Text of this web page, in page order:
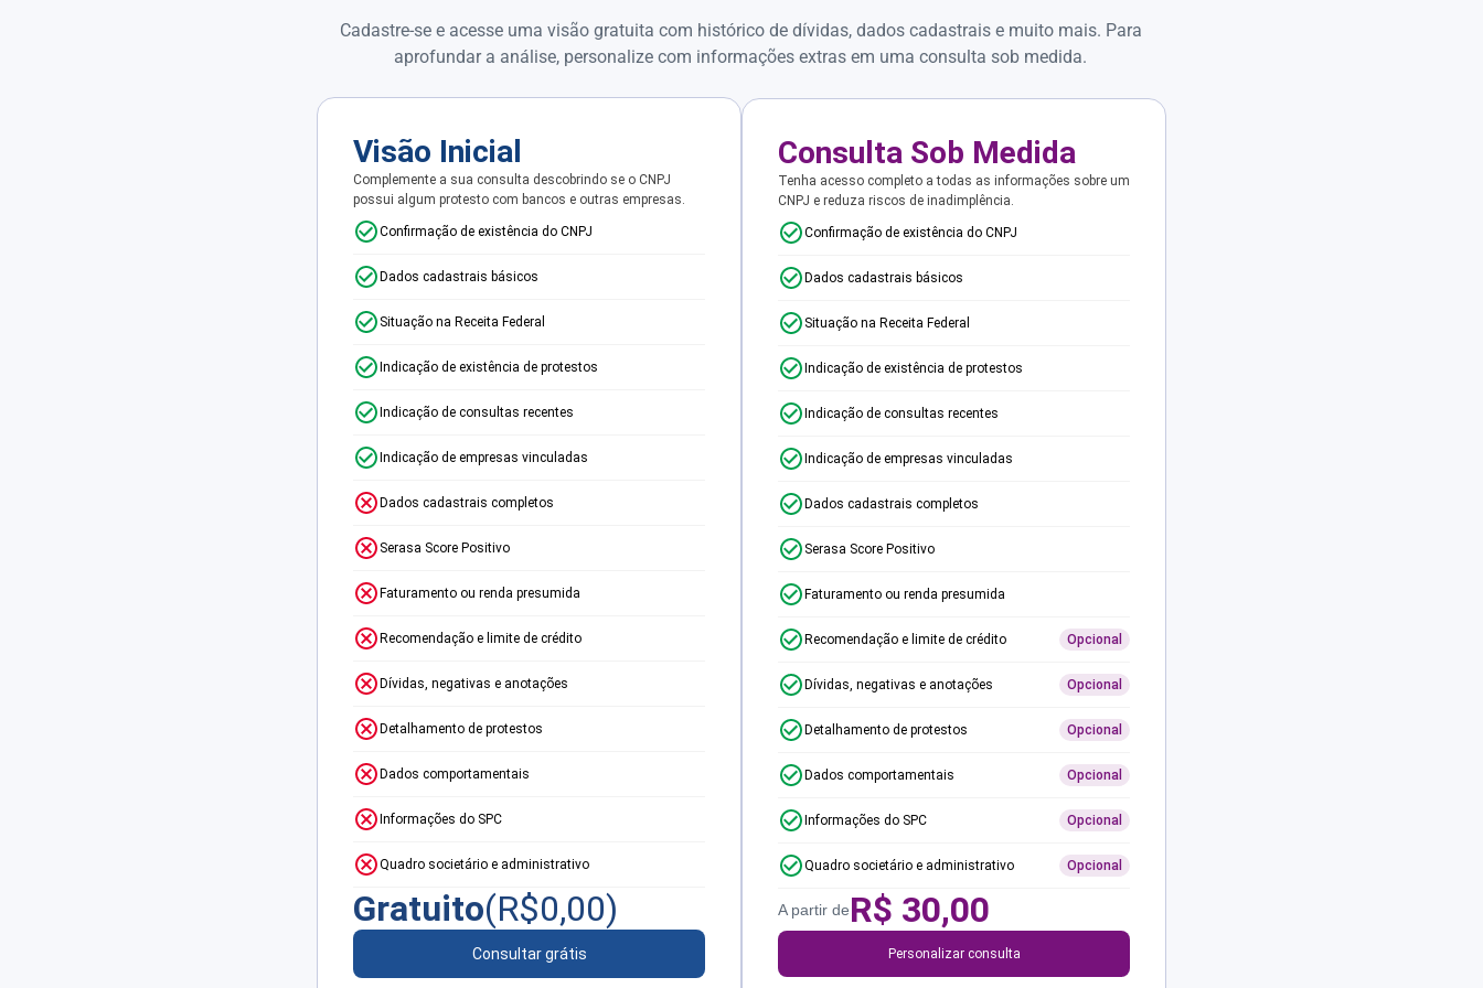
Cadastre-se e acesse uma visão gratuita com histórico de dívidas, dados cadastrais e muito mais. Para
aprofundar a análise, personalize com informações extras em uma consulta sob medida.
Visão Inicial
Complemente a sua consulta descobrindo se o CNPJ
possui algum protesto com bancos e outras empresas.
Confirmação de existência do CNPJ
Dados cadastrais básicos
Situação na Receita Federal
Indicação de existência de protestos
Indicação de consultas recentes
Indicação de empresas vinculadas
Dados cadastrais completos
Serasa Score Positivo
Faturamento ou renda presumida
Recomendação e limite de crédito
Dívidas, negativas e anotações
Detalhamento de protestos
Dados comportamentais
Informações do SPC
Quadro societário e administrativo
Gratuito(R$0,00)
Consultar grátis
Consulta Sob Medida
Tenha acesso completo a todas as informações sobre um
CNPJ e reduza riscos de inadimplência.
Confirmação de existência do CNPJ
Dados cadastrais básicos
Situação na Receita Federal
Indicação de existência de protestos
Indicação de consultas recentes
Indicação de empresas vinculadas
Dados cadastrais completos
Serasa Score Positivo
Faturamento ou renda presumida
Recomendação e limite de crédito Opcional
Dívidas, negativas e anotações Opcional
Detalhamento de protestos Opcional
Dados comportamentais Opcional
Informações do SPC Opcional
Quadro societário e administrativo Opcional
A partir deR$ 30,00
Personalizar consulta